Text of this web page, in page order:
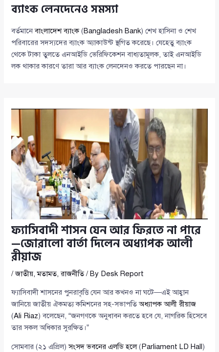
ব্যাংক লেনদেনেও সমস্যা
বর্তমানেবাংলাদেশ ব্যাংক(Bangladesh Bank) শেখ হাসিনা ও শেখ
পরিবারের সদস্যদের ব্যাংক অ্যাকাউন্ট স্থগিত করেছে। যেহেতু ব্যাংক
থেকে টাকা তুলতে এনআইডি ভেরিফিকেশন বাধ্যতামূলক, তাই এনআইডি
লক থাকার কারণে তারা আর ব্যাংক লেনদেনও করতে পারছেন না।
ফ্যাসিবাদী শাসন যেন আর ফিরতে না পারে
—জোরালো বার্তা দিলেন অধ্যাপক আলী
রীয়াজ
/জাতীয়,মতামত,রাজনীতি/ By Desk Report
ফ্যাসিবাদী শাসনের পুনরাবৃত্তি যেন আর কখনও না ঘটে—এই আহ্বান
জানিয়ে জাতীয় ঐকমত্য কমিশনের সহ-সভাপতিঅধ্যাপক আলী রীয়াজ
(Ali Riaz) বলেছেন, “জনগণকে অনুধাবন করতে হবে যে, নাগরিক হিসেবে
তার সকল অধিকার সুরক্ষিত।”
সোমবার (২১ এপ্রিল)সংসদ ভবনের এলডি হলে( Parliament LD Hall )